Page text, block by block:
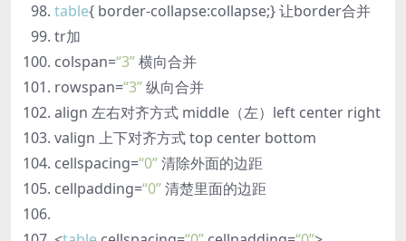
table{ border-collapse:collapse;} 让border合并
tr加
colspan=“3”横向合并
rowspan=“3”纵向合并
align 左右对齐方式 middle（左）left center right
valign 上下对齐方式 top center bottom
cellspacing=“0”清除外面的边距
cellpadding=“0”清楚里面的边距